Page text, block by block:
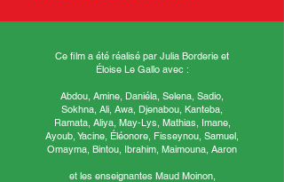
Ce film a été réalisé par Julia Borderie et
Éloise Le Gallo avec :
Abdou, Amine, Daniéla, Selena, Sadio,
Sokhna, Ali, Awa, Djenabou, Kanteba,
Ramata, Aliya, May-Lys, Mathias, Imane,
Ayoub, Yacine, Éléonore, Fisseynou, Samuel,
Omayma, Bintou, Ibrahim, Maimouna, Aaron
et les enseignantes Maud Moinon,